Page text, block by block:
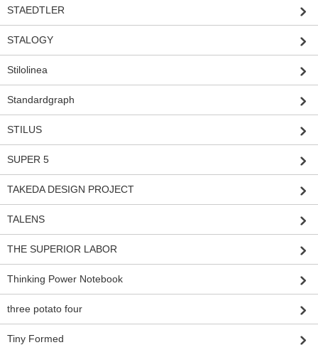
STAEDTLER
STALOGY
Stilolinea
Standardgraph
STILUS
SUPER 5
TAKEDA DESIGN PROJECT
TALENS
THE SUPERIOR LABOR
Thinking Power Notebook
three potato four
Tiny Formed